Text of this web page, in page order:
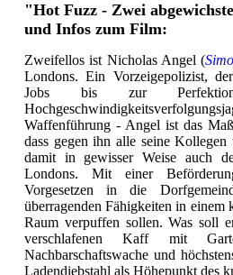
"Hot Fuzz - Zwei
und Infos zum Film:
Zweifellos ist Nicholas Angel (
Londons. Ein Vorzeigepolizist,
Jobs bis zur
Waffenführung - Angel ist das
dass gegen ihn alle seine
damit in gewisser Weise auch
Londons. Mit einer
Vorgesetzen in die
überragenden Fähigkeiten in einem
Raum verpuffen sollen. Was soll
verschlafenen Kaff mit
Nachbarschaftswache und
Ladendiebstahl als Höhepunkt des